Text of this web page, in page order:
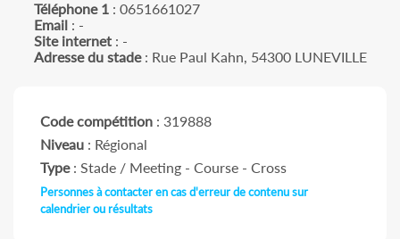
Téléphone 1: 0651661027
Email: -
Site internet: -
Adresse du stade: Rue Paul Kahn, 54300 LUNEVILLE
Code compétition : 319888
Niveau : Régional
Type: Stade / Meeting - Course - Cross
Personnes à contacter en cas d'erreur de contenu sur
calendrier ou résultats